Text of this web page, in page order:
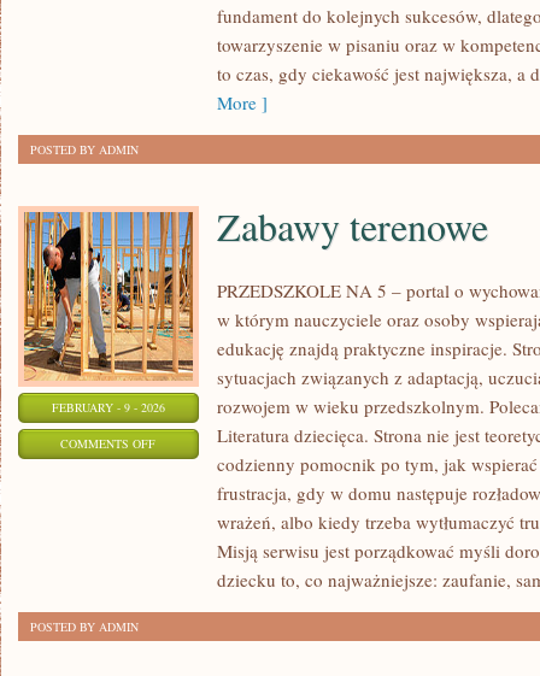
fundament do kolejnych sukcesów,
towarzyszenie w pisaniu oraz w
to czas, gdy ciekawość jest największa, a
More ]
POSTED BY ADMIN
FEBRUARY - 9 - 2026
COMMENTS OFFON
TERENOWE
Zabawy terenowe
PRZEDSZKOLE NA 5 – portal o
w którym nauczyciele oraz osoby
edukację znajdą praktyczne inspiracje.
sytuacjach związanych z adaptacją,
rozwojem w wieku przedszkolnym.
Literatura dziecięca. Strona nie jest
codzienny pomocnik po tym, jak
frustracja, gdy w domu następuje
wrażeń, albo kiedy trzeba wytłumaczyć
Misją serwisu jest porządkować myśli
dziecku to, co najważniejsze: zaufanie,
POSTED BY ADMIN